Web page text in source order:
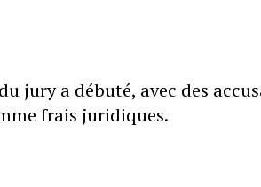
jury a débuté, avec des
frais juridiques.